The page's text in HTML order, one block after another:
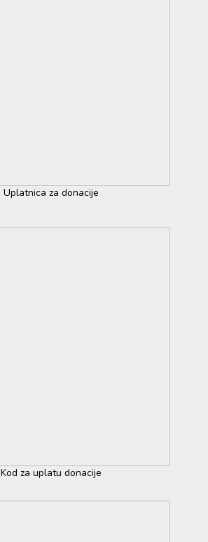
Uplatnica za donacije
Kod za uplatu donacije